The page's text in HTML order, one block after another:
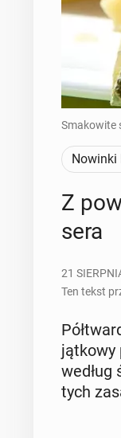
Smakowite
Nowinki
Z
sera
21
Ten tekst
jąt­ko­wy
według
tych